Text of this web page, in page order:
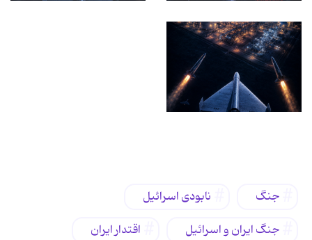
جنگ
نابودی اسرائیل
جنگ ایران و اسرائیل
اقتدار ایران